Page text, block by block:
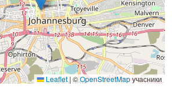
Leaflet |©OpenStreetMapучасники